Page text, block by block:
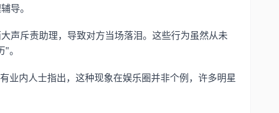
导。
声斥责助理，导致对方当场落泪。这些行为虽然从未
。
业内人士指出，这种现象在娱乐圈并非个例，许多明星